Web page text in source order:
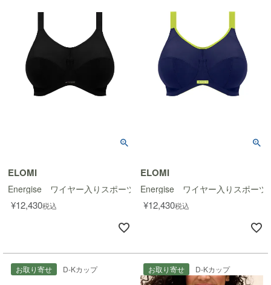
ELOMI
Energise ワイヤー入りスポーツブラ
¥12,430税込
ELOMI
Energise ワイヤー入りスポーツ
¥12,430税込
お取り寄せ D-Kカップ お取り寄せ D-Kカップ